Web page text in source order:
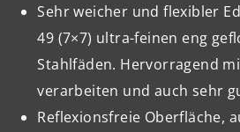
Sehr weicher und flexibler
49 (7×7) ultra-feinen eng
Stahlfäden. Hervorragend
verarbeiten und auch sehr
Reflexionsfreie Oberfläche,